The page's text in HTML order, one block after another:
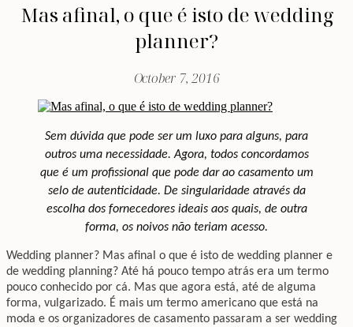
Mas afinal, o que é isto de wedding
planner?
October 7, 2016
Sem dúvida que pode ser um luxo para alguns, para
outros uma necessidade. Agora, todos concordamos
que é um profissional que pode dar ao casamento um
selo de autenticidade. De singularidade através da
escolha dos fornecedores ideais aos quais, de outra
forma, os noivos não teriam acesso.
Wedding planner? Mas afinal o que é isto de wedding planner e
de wedding planning? Até há pouco tempo atrás era um termo
pouco conhecido por cá. Mas que agora está, até de alguma
forma, vulgarizado. É mais um termo americano que está na
moda e os organizadores de casamento passaram a ser wedding